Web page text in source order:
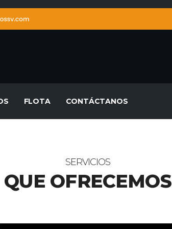
FLOTA CONTÁCTANOS
SERVICIOS
QUE OFRECEMOS